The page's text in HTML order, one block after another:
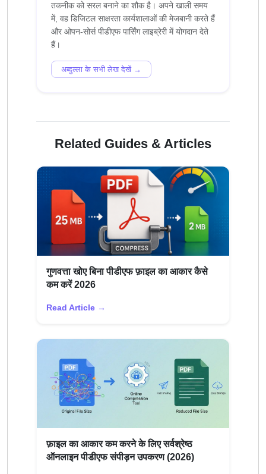
तकनीक को सरल बनाने का शौक है। अपने खाली समय
में, वह डिजिटल साक्षरता कार्यशालाओं की मेजबानी करते हैं
और ओपन-सोर्स पीडीएफ पार्सिंग लाइब्रेरी में योगदान देते
अब्दुल्ला के सभी लेख देखें →
Related Guides & Articles
गुणवत्ता खोए बिना पीडीएफ फ़ाइल का आकार कैसे
कम करें 2026
Read Article →
फ़ाइल का आकार कम करने के लिए सर्वश्रेष्ठ
ऑनलाइन पीडीएफ संपीड़न उपकरण (2026)